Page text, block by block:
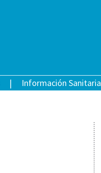
Información Sanitaria